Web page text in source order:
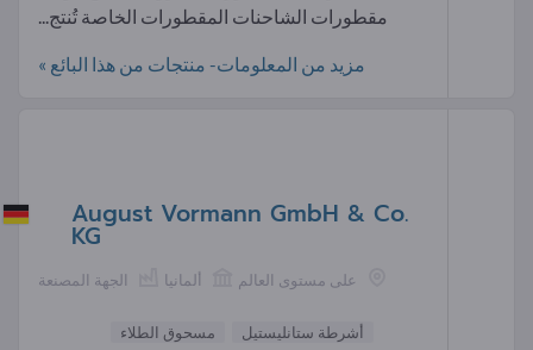
مقطورات الشاحنات المقطورات الخاصة تُنتج...
مزيد من المعلومات- منتجات من هذا البائع »
August Vormann GmbH & Co.
KG
الجهة المصنعة ألمانيا على مستوى العالم
أشرطة ستانليستيل
مسحوق الطلاء